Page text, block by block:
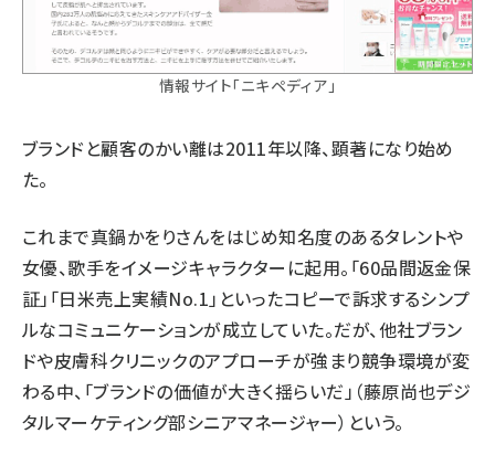
情報サイト「ニキペディア」
ブランドと顧客のかい離は2011年以降、顕著になり始め
た。
これまで真鍋かをりさんをはじめ知名度のあるタレントや
女優、歌手をイメージキャラクターに起用。「60品間返金保
証」「日米売上実績No.1」といったコピーで訴求するシンプ
ルなコミュニケーションが成立していた。だが、他社ブラン
ドや皮膚科クリニックのアプローチが強まり競争環境が変
わる中、「ブランドの価値が大きく揺らいだ」（藤原尚也デジ
タルマーケティング部シニアマネージャー）という。